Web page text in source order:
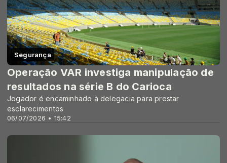
Segurança
06/07/2026 • 15:42
Operação VAR investiga manipulação de
resultados na série B do Carioca
Jogador é encaminhado à delegacia para prestar
esclarecimentos